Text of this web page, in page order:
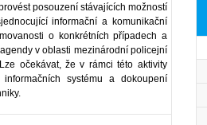
posouzení stávajících možností
informační a komunikační
o konkrétních případech a
v oblasti mezinárodní policejní
očekávat, že v rámci této aktivity
systému a dokoupení